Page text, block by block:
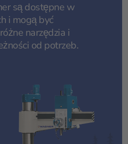
są dostępne w
i mogą być
narzędzia i
od potrzeb.